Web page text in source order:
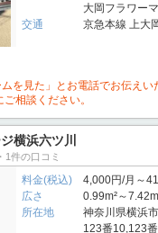
大岡フラワー
交通
京急本線 上大
ムを見た」とお電話でお伝え
相談ください。
横浜六ツ川
1件の口コミ
料金(税込)
4,000円/月～
広さ
0.99m²～
所在地
神奈川県横浜
123番10,123